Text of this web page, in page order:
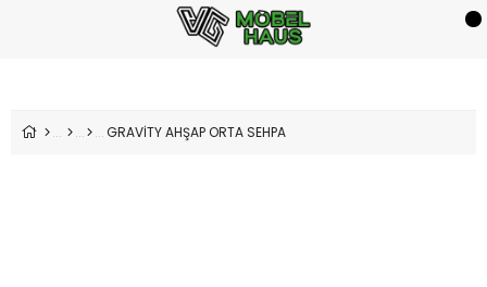
GRAVİTY AHŞAP ORTA SEHPA